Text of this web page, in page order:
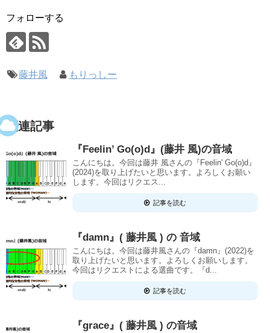
フォローする
藤井風 もりっしー
関連記事
『Feelin’ Go(o)d』(藤井 風)の音域
こんにちは。今回は藤井 風さんの『Feelin' Go(o)d』
(2024)を取り上げたいと思います。よろしくお願い
します。今回はリクエス...
記事を読む
『damn』( 藤井風 ) の 音域
こんにちは。今回は藤井風さんの『damn』(2022)を
取り上げたいと思います。よろしくお願いします。
今回はリクエストによる選曲です。『d...
記事を読む
『grace』( 藤井風 ) の音域